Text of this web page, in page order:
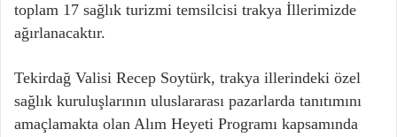
toplam 17 sağlık turizmi temsilcisi trakya İllerimizde
ağırlanacaktır.
Tekirdağ Valisi Recep Soytürk, trakya illerindeki özel
sağlık kuruluşlarının uluslararası pazarlarda tanıtımını
amaçlamakta olan Alım Heyeti Programı kapsamında